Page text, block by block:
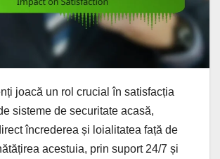
joacă un rol crucial în satisfacția
sisteme de securitate acasă,
încrederea și loialitatea față de
acestuia, prin suport 24/7 și